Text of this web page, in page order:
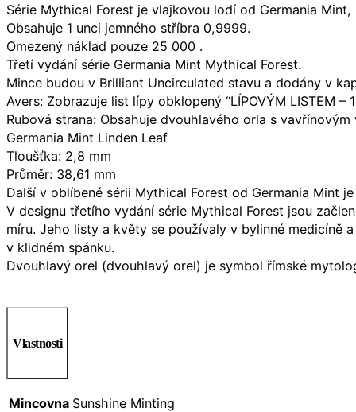
Série Mythical Forest je vlajkovou lodí od Germania
Obsahuje 1 unci jemného stříbra 0,9999.
Omezený náklad pouze 25 000 .
Třetí vydání série Germania Mint Mythical Forest.
Mince budou v Brilliant Uncirculated stavu a dodány v
Avers: Zobrazuje list lípy obklopený “LÍPOVÝM LISTEM –
Rubová strana: Obsahuje dvouhlavého orla s vavřínovým
Germania Mint Linden Leaf
Tloušťka: 2,8 mm
Průměr: 38,61 mm
Další v oblíbené sérii Mythical Forest od Germania Mint
V designu třetího vydání série Mythical Forest jsou
míru. Jeho listy a květy se používaly v bylinné
v klidném spánku.
Dvouhlavý orel (dvouhlavý orel) je symbol římské
Vlastnosti
Mincovna Sunshine Minting